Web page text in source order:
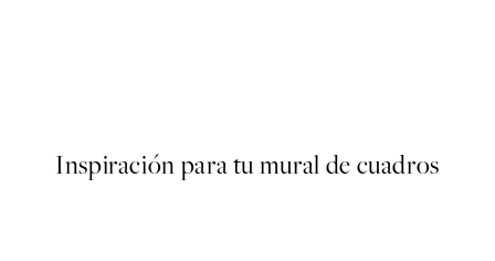
Inspiración para tu mural de cuadros